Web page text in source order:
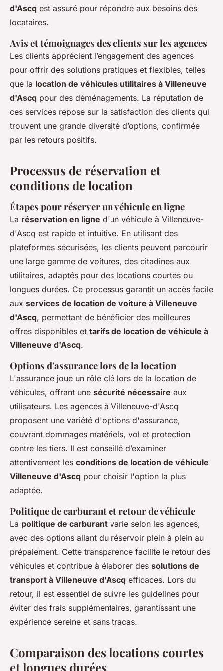
d'Ascq est assuré pour répondre aux besoins des
locataires.
Avis et témoignages des clients sur les agences
Les clients apprécient l’engagement des agences
pour offrir des solutions pratiques et flexibles, telles
que la location de véhicules utilitaires à Villeneuve
d'Ascq pour des déménagements. La réputation de
ces services repose sur la satisfaction des clients qui
trouvent une grande diversité d’options, confirmée
par les retours positifs.
Processus de réservation et
conditions de location
Étapes pour réserver un véhicule en ligne
La réservation en ligne d'un véhicule à Villeneuve-
d'Ascq est rapide et intuitive. En utilisant des
plateformes sécurisées, les clients peuvent parcourir
une large gamme de voitures, des citadines aux
utilitaires, adaptés pour des locations courtes ou
longues durées. Ce processus garantit un accès facile
aux services de location de voiture à Villeneuve
d'Ascq, permettant de bénéficier des meilleures
offres disponibles et tarifs de location de véhicule à
Villeneuve d'Ascq.
Options d'assurance lors de la location
L'assurance joue un rôle clé lors de la location de
véhicules, offrant une sécurité nécessaire aux
utilisateurs. Les agences à Villeneuve-d'Ascq
proposent une variété d'options d'assurance,
couvrant dommages matériels, vol et protection
contre les tiers. Il est conseillé d’examiner
attentivement les conditions de location de véhicule
Villeneuve d'Ascq pour choisir l'option la plus
adaptée.
Politique de carburant et retour de véhicule
La politique de carburant varie selon les agences,
avec des options allant du réservoir plein à plein au
prépaiement. Cette transparence facilite le retour des
véhicules et contribue à élaborer des solutions de
transport à Villeneuve d'Ascq efficaces. Lors du
retour, il est essentiel de suivre les guidelines pour
éviter des frais supplémentaires, garantissant une
expérience sereine et sans tracas.
Comparaison des locations courtes
et longues durées